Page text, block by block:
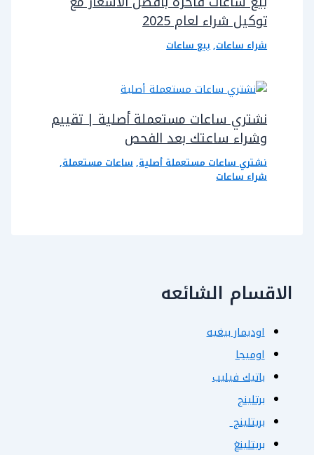
توكيل شراء لعام 2025
شراء ساعات,بيع ساعات
نشتري ساعات مستعملة أصلية | تقييم
وشراء ساعتك بعد الفحص
نشتري ساعات مستعملة أصلية,ساعات مستعملة,
شراء ساعات
الاقسام الشائعه
اوديمار بيغيه
اوميجا
باتيك فيليب
برتلينج
بريتلينج
بريتلينغ